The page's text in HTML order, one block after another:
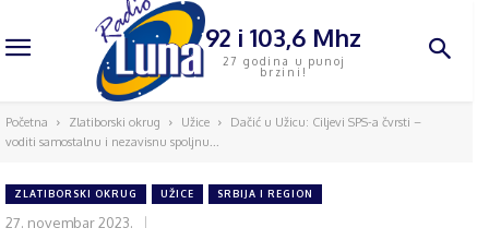
92 i 103,6 Mhz
27 godina u punoj
brzini!
Početna Zlatiborski okrug Užice
Dačić u Užicu: Ciljevi SPS-a čvrsti –
voditi samostalnu i nezavisnu spoljnu...
ZLATIBORSKI OKRUG UŽICE SRBIJA I REGION
27. novembar 2023.